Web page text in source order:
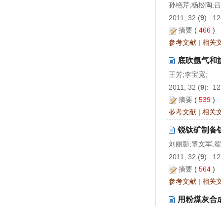
孙艳芹;杨松陶;
2011, 32 (9):
摘要 ( 466 )
参考文献 | 相关
底吹氩气和
王芳;李宝宽;
2011, 32 (9):
摘要 ( 539 )
参考文献 | 相关
锐钛矿制备
刘丽影;覃文军;
2011, 32 (9):
摘要 ( 564 )
参考文献 | 相关
用粉煤灰合